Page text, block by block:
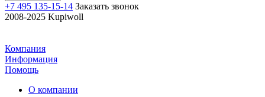
+7 495 135-15-14 Заказать звонок
2008-2025 Kupiwoll
Компания
Информация
Помощь
О компании